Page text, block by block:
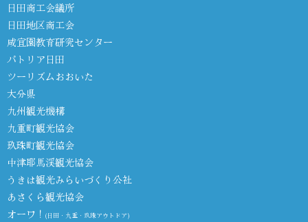
日田商工会議所
日田地区商工会
咸宜園教育研究センター
パトリア日田
ツーリズムおおいた
大分県
九州観光機構
九重町観光協会
玖珠町観光協会
中津耶馬渓観光協会
うきは観光みらいづくり公社
あさくら観光協会
オーワ！ (日田・九重・玖珠アウトドア)